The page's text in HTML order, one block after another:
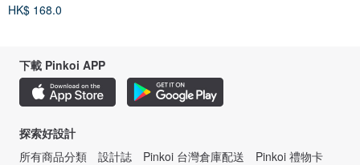
HK$ 168.0
下載 Pinkoi APP
探索好設計
所有商品分類
設計誌 Pinkoi 台灣倉庫配送
Pinkoi 禮物卡